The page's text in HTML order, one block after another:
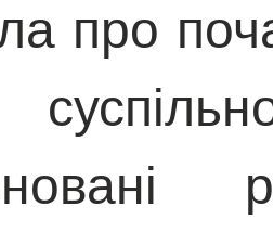
про